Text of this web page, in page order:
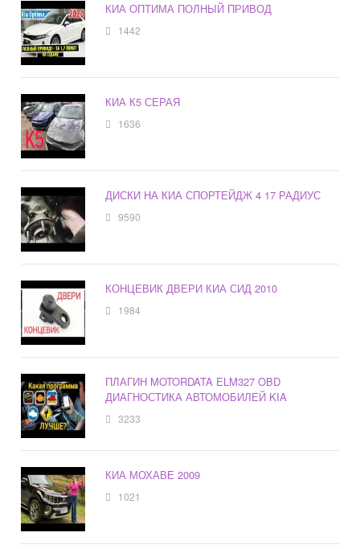
КИА ОПТИМА ПОЛНЫЙ ПРИВОД
1442
КИА К5 СЕРАЯ
1636
ДИСКИ НА КИА СПОРТЕЙДЖ 4 17 РАДИУС
9590
КОНЦЕВИК ДВЕРИ КИА СИД 2010
1984
ПЛАГИН MOTORDATA ELM327 OBD
ДИАГНОСТИКА АВТОМОБИЛЕЙ KIA
3233
КИА МОХАВЕ 2009
1021